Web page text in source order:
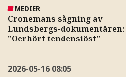
MEDIER
Cronemans sågning av
Lundsbergs-dokumentären:
”Oerhört tendensiöst”
2026-05-16 08:05